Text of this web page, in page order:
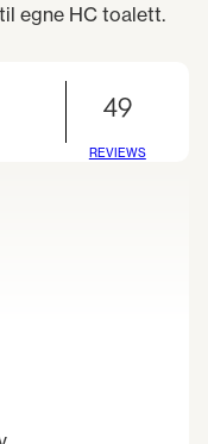
egne HC toalett.
49
REVIEWS